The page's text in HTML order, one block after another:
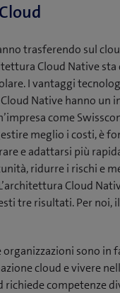
trasferendo sul
Cloud Native
I vantaggi
Native hanno un
come
meglio i costi, è
e adattarsi più
ridurre i rischi e
Cloud
tre risultati. Per noi,
organizzazioni sono in
cloud e vivere
richiede competenze